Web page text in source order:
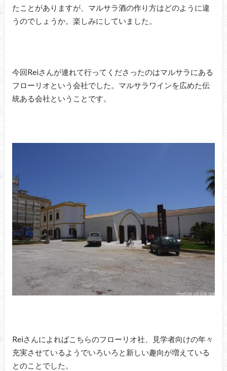
たことがありますが、マルサラ酒の作り方はどのように違
うのでしょうか。楽しみにしていました。
今回Reiさんが連れて行ってくださったのはマルサラにある
フローリオという会社でした。マルサラワインを広めた伝
統ある会社ということです。
Reiさんによればこちらのフローリオ社、見学者向けの年々
充実させているようでいろいろと新しい趣向が増えている
とのことでした。